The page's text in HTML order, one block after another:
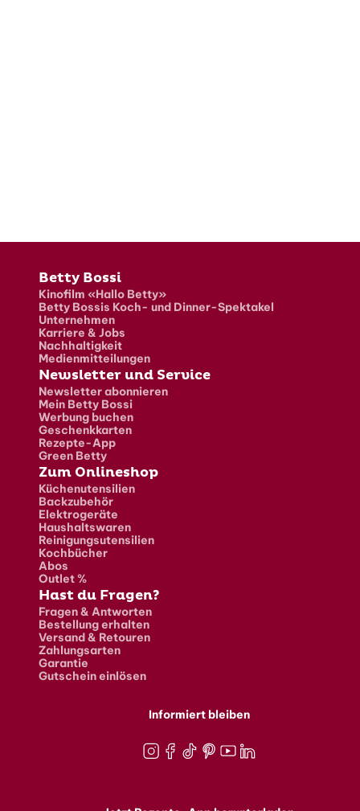
Fusszeile
Betty Bossi
Kinofilm «Hallo Betty»
Betty Bossis Koch- und Dinner-Spektakel
Unternehmen
Karriere & Jobs
Nachhaltigkeit
Medienmitteilungen
Newsletter und Service
Newsletter abonnieren
Mein Betty Bossi
Werbung buchen
Geschenkkarten
Rezepte-App
Green Betty
Zum Onlineshop
Küchenutensilien
Backzubehör
Elektrogeräte
Haushaltswaren
Reinigungsutensilien
Kochbücher
Abos
Outlet %
Hast du Fragen?
Fragen & Antworten
Bestellung erhalten
Versand & Retouren
Zahlungsarten
Garantie
Gutschein einlösen
Informiert bleiben